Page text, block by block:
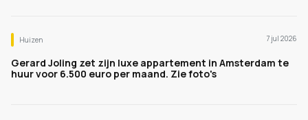
Huizen 7 jul 2026
Gerard Joling zet zijn luxe appartement in Amsterdam te
huur voor 6.500 euro per maand. Zie foto's